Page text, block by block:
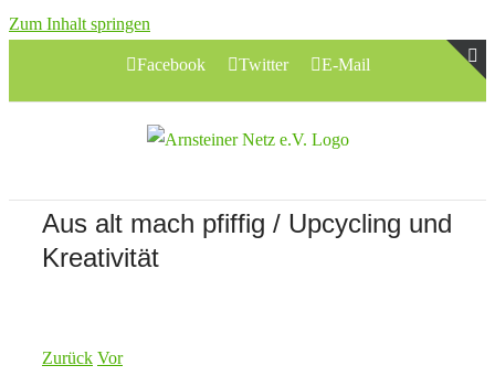
Zum Inhalt springen
Facebook Twitter E-Mail
Aus alt mach pfiffig / Upcycling und
Kreativität
Zurück Vor